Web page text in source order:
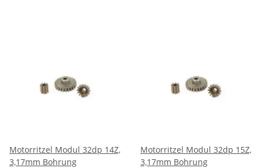
Motorritzel Modul 32dp 14Z,
3,17mm Bohrung
Motorritzel Modul 32dp 15Z,
3,17mm Bohrung